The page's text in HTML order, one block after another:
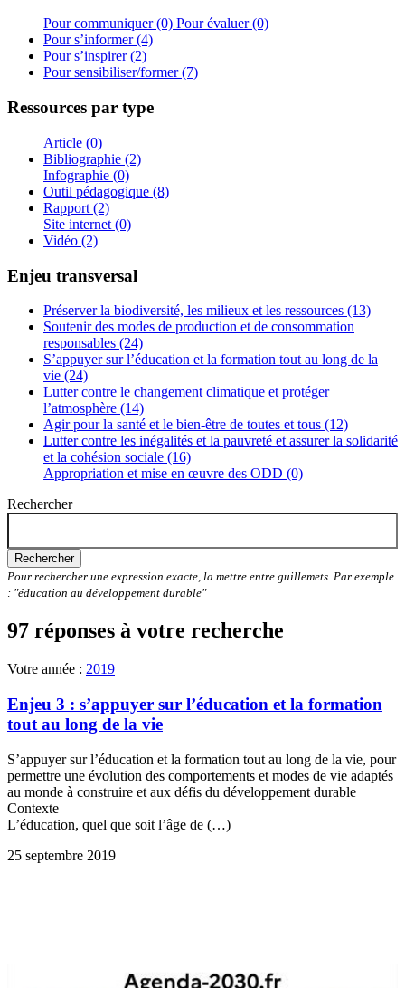
Pour communiquer (0) Pour évaluer (0)
Pour s’informer (4)
Pour s’inspirer (2)
Pour sensibiliser/former (7)
Ressources par type
Article (0)
Bibliographie (2)
Infographie (0)
Outil pédagogique (8)
Rapport (2)
Site internet (0)
Vidéo (2)
Enjeu transversal
Préserver la biodiversité, les milieux et les ressources (13)
Soutenir des modes de production et de consommation
responsables (24)
S’appuyer sur l’éducation et la formation tout au long de la
vie (24)
Lutter contre le changement climatique et protéger
l’atmosphère (14)
Agir pour la santé et le bien-être de toutes et tous (12)
Lutter contre les inégalités et la pauvreté et assurer la solidarité
et la cohésion sociale (16)
Appropriation et mise en œuvre des ODD (0)
Rechercher
Rechercher
Pour rechercher une expression exacte, la mettre entre guillemets. Par exemple
: "éducation au développement durable"
97 réponses à votre recherche
Votre année : 2019
Enjeu 3 : s’appuyer sur l’éducation et la formation
tout au long de la vie
S’appuyer sur l’éducation et la formation tout au long de la vie, pour
permettre une évolution des comportements et modes de vie adaptés
au monde à construire et aux défis du développement durable
Contexte
L’éducation, quel que soit l’âge de (…)
25 septembre 2019